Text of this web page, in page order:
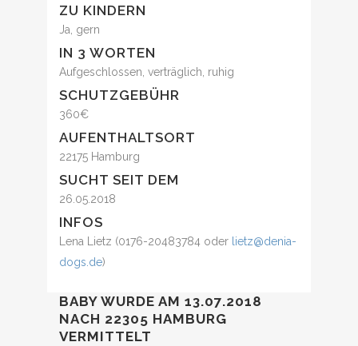
ZU KINDERN
Ja, gern
IN 3 WORTEN
Aufgeschlossen, verträglich, ruhig
SCHUTZGEBÜHR
360€
AUFENTHALTSORT
22175 Hamburg
SUCHT SEIT DEM
26.05.2018
INFOS
Lena Lietz (0176-20483784 oder lietz@denia-
dogs.de)
BABY WURDE AM 13.07.2018
NACH 22305 HAMBURG
VERMITTELT